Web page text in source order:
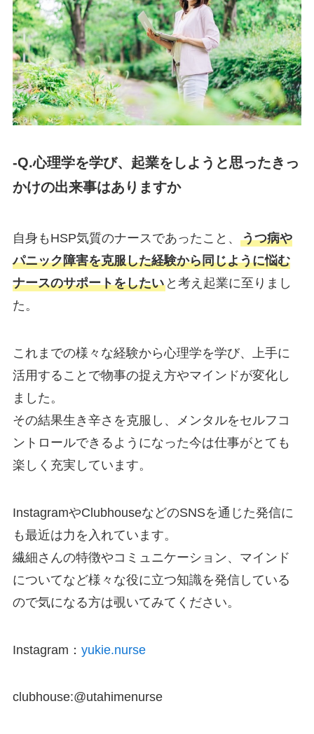
-Q.心理学を学び、起業をしようと思ったきっ
かけの出来事はありますか
自身もHSP気質のナースであったこと、 うつ病や
パニック障害を克服した経験から同じように悩む
ナースのサポートをしたいと考え起業に至りまし
た。
これまでの様々な経験から心理学を学び、上手に
活用することで物事の捉え方やマインドが変化し
ました。
その結果生き辛さを克服し、メンタルをセルフコ
ントロールできるようになった今は仕事がとても
楽しく充実しています。
InstagramやClubhouseなどのSNSを通じた発信に
も最近は力を入れています。
繊細さんの特徴やコミュニケーション、マインド
についてなど様々な役に立つ知識を発信している
ので気になる方は覗いてみてください。
Instagram： yukie.nurse
clubhouse:@utahimenurse